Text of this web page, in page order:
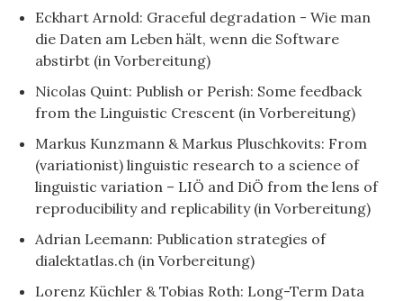
Eckhart Arnold: Graceful degradation - Wie man
die Daten am Leben hält, wenn die Software
abstirbt (in Vorbereitung)
Nicolas Quint: Publish or Perish: Some feedback
from the Linguistic Crescent (in Vorbereitung)
Markus Kunzmann & Markus Pluschkovits: From
(variationist) linguistic research to a science of
linguistic variation – LIÖ and DiÖ from the lens of
reproducibility and replicability (in Vorbereitung)
Adrian Leemann: Publication strategies of
dialektatlas.ch (in Vorbereitung)
Lorenz Küchler & Tobias Roth: Long-Term Data